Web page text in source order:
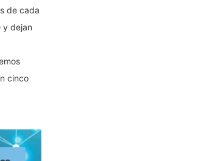
de cada
y dejan
cinco